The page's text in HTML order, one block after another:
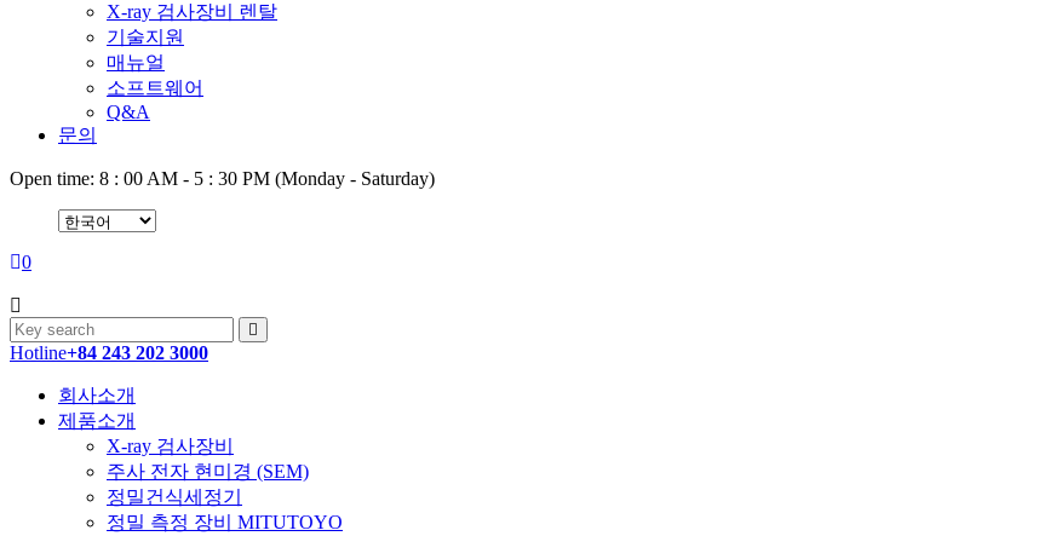
X-ray 검사장비 렌탈
기술지원
매뉴얼
소프트웨어
Q&A
문의
Open time: 8 : 00 AM - 5 : 30 PM (Monday - Saturday)
0
Hotline+84 243 202 3000
회사소개
제품소개
X-ray 검사장비
주사 전자 현미경 (SEM)
정밀건식세정기
정밀 측정 장비 MITUTOYO